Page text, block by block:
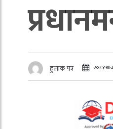
हुलाक पत्र २०८१